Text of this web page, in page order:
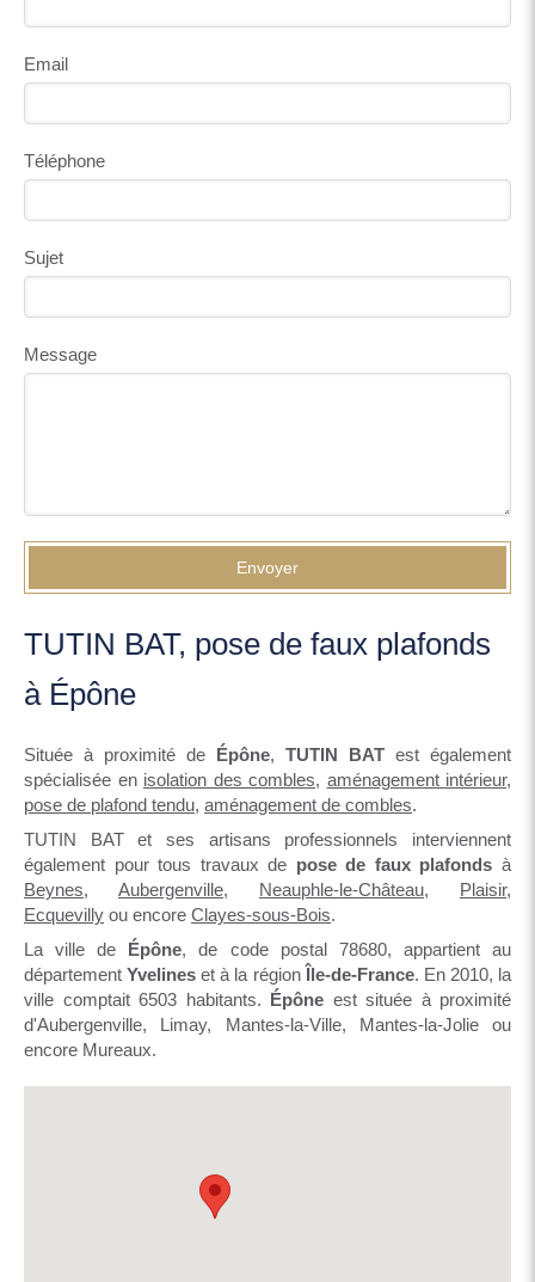
Email
Téléphone
Sujet
Message
Envoyer
TUTIN BAT, pose de faux plafonds
à Épône
Située à proximité de Épône, TUTIN BAT est également
spécialisée en isolation des combles, aménagement intérieur,
pose de plafond tendu, aménagement de combles.
TUTIN BAT et ses artisans professionnels interviennent
également pour tous travaux de pose de faux plafonds à
Beynes, Aubergenville, Neauphle-le-Château, Plaisir,
Ecquevilly ou encore Clayes-sous-Bois.
La ville de Épône, de code postal 78680, appartient au
départementYvelines et à la région Île-de-France. En 2010, la
ville comptait 6503 habitants. Épône est située à proximité
d'Aubergenville, Limay, Mantes-la-Ville, Mantes-la-Jolie ou
encore Mureaux.